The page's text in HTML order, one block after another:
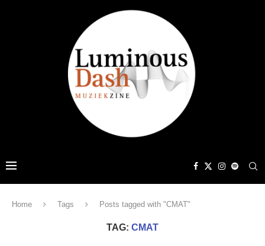
Home Tags Posts tagged with "CMAT"
TAG: CMAT